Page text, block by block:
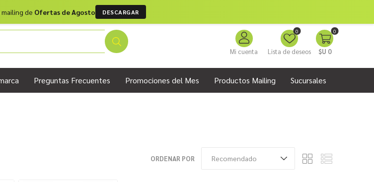
de Ofertas de Agosto DESCARGAR
Mi cuenta Lista de deseos
0 0
$U 0
Preguntas Frecuentes Promociones del Mes Productos Mailing Sucursales
ORDENAR POR